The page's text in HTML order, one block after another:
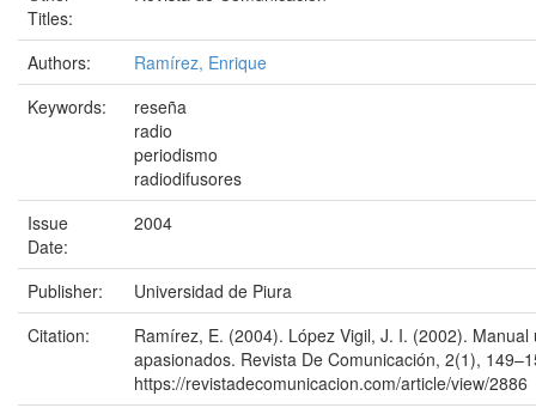
Titles:
Authors:
Ramírez, Enrique
Keywords:
reseña
radio
periodismo
radiodifusores
Issue
Date:
2004
Publisher:
Universidad de Piura
Citation:
Ramírez, E. (2004). López Vigil, J. I. (2002).
apasionados. Revista De Comunicación, 2(1),
https://revistadecomunicacion.com/article/view/2886